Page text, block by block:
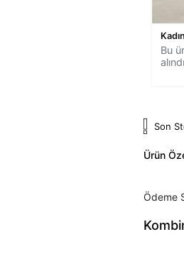
Bu
alındı
Son
Ürün
Ödeme